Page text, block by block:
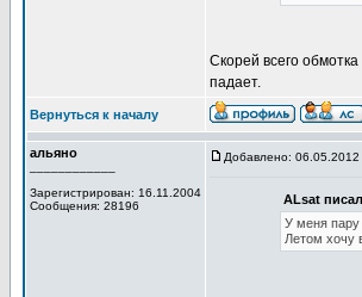
Скорей всего
падает.
Вернуться к началу
альяно
Зарегистрирован: 16.11.2004
Сообщения: 28196
Добавлено: 06.05.2012
ALsat
У меня пару
Летом хочу